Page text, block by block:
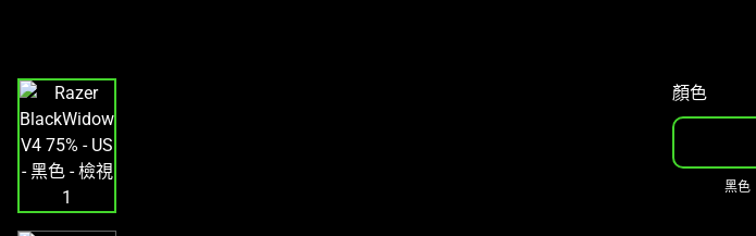
影
像
輪
播，
含
顏色
黑色